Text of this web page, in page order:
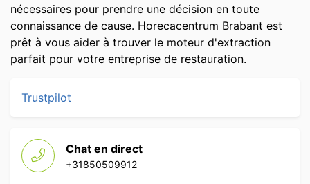
nécessaires pour prendre une décision en toute
connaissance de cause. Horecacentrum Brabant est
prêt à vous aider à trouver le moteur d'extraction
parfait pour votre entreprise de restauration.
Trustpilot
Chat en direct
+31850509912